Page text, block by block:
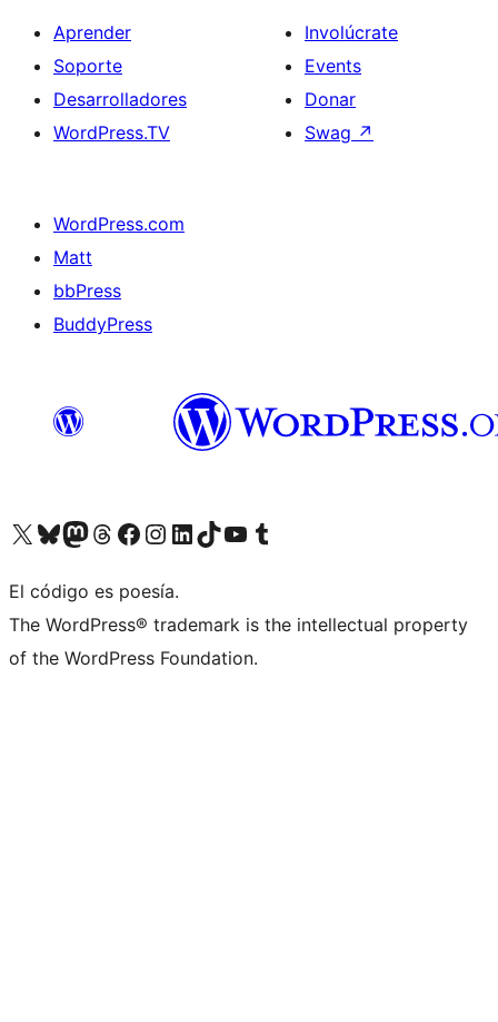
Aprender
Soporte
Desarrolladores
WordPress.TV
Involúcrate
Events
Donar
Swag ↗
WordPress.com
Matt
bbPress
BuddyPress
Visit our X (formerly Twitter) account
Visit our Bluesky account
Visita nuestra cuenta de Twitter
Visit our Threads account
Visita nuestra página de Facebook
Visite nuestra cuenta de Instagram
Visit our LinkedIn account
Visit our TikTok account
Visit our YouTube channel
Visit our Tumblr account
El código es poesía.
The WordPress® trademark is the intellectual property
of the WordPress Foundation.